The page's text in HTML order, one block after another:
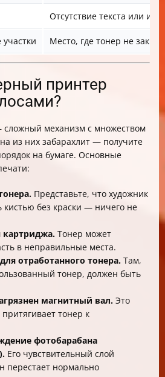
Отсутствие текста или
Место, где тонер не
принтер
механизм с множеством
из них забарахлит — получите
на бумаге. Основные
Представьте, что художник
кистью без краски — ничего не
картриджа. Тонер может
в неправильные места.
отработанного тонера. Там,
тонер, должен быть
магнитный вал. Это
тонер к
фотобарабана
Его чувствительный слой
перестает нормально